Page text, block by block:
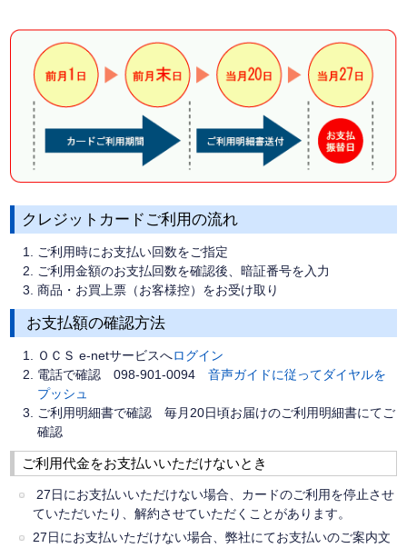
クレジットカードご利用の流れ
ご利用時にお支払い回数をご指定
ご利用金額のお支払回数を確認後、暗証番号を入力
商品・お買上票（お客様控）をお受け取り
お支払額の確認方法
ＯＣＳ e-netサービスへログイン
電話で確認 098-901-0094音声ガイドに従ってダイヤルを
プッシュ
ご利用明細書で確認 毎月20日頃お届けのご利用明細書にてご
確認
ご利用代金をお支払いいただけないとき
27日にお支払いいただけない場合、カードのご利用を停止させ
ていただいたり、解約させていただくことがあります。
27日にお支払いただけない場合、弊社にてお支払いのご案内文